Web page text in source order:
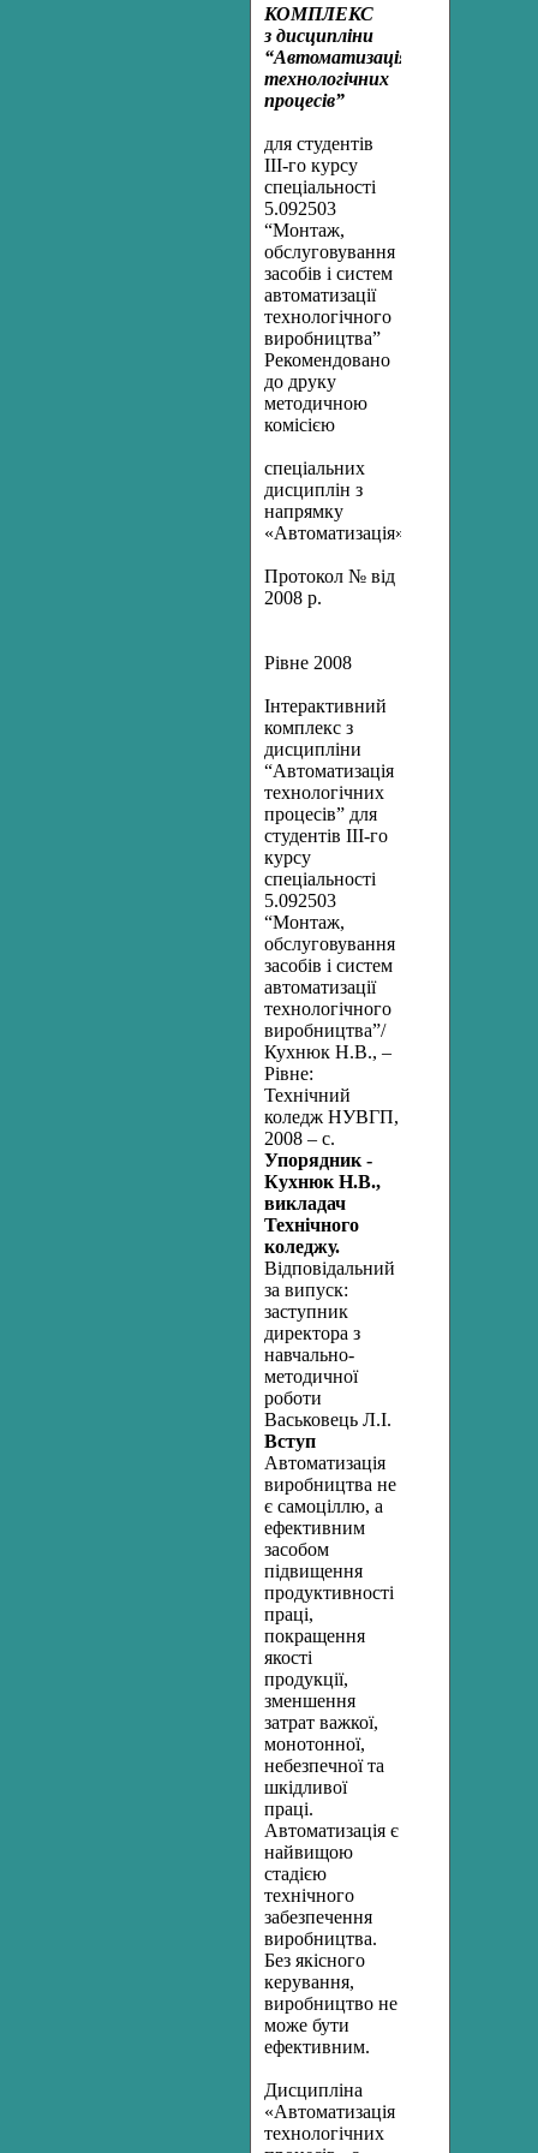
КОМПЛЕКС
з дисципліни
“Автоматизація
технологічних
процесів”
для студентів
ІІІ-го курсу
спеціальності
5.092503
“Монтаж,
обслуговування
засобів і систем
автоматизації
технологічного
виробництва”
Рекомендовано
до друку
методичною
комісією
спеціальних
дисциплін з
напрямку
«Автоматизація»
Протокол № від
2008 р.
Рівне 2008
Інтерактивний
комплекс з
дисципліни
“Автоматизація
технологічних
процесів” для
студентів ІІІ-го
курсу
спеціальності
5.092503
“Монтаж,
обслуговування
засобів і систем
автоматизації
технологічного
виробництва”/
Кухнюк Н.В., –
Рівне:
Технічний
коледж НУВГП,
2008 – с.
Упорядник -
Кухнюк Н.В.,
викладач
Технічного
коледжу.
Відповідальний
за випуск:
заступник
директора з
навчально-
методичної
роботи
Васьковець Л.І.
Вступ
Автоматизація
виробництва не
є самоціллю, а
ефективним
засобом
підвищення
продуктивності
праці,
покращення
якості
продукції,
зменшення
затрат важкої,
моно­тонної,
небезпечної та
шкідливої
праці.
Автоматизація є
найвищою
стадією
технічного
забезпечення
виробництва.
Без якісного
керування,
виробництво не
може бути
ефективним.
Дисципліна
«Автоматизація
технологічних